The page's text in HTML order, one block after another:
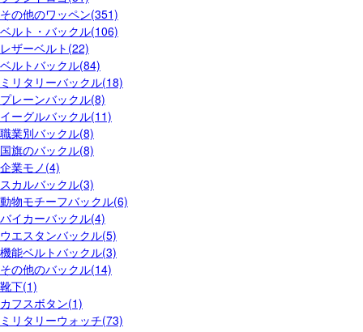
その他のワッペン(351)
ベルト・バックル(106)
レザーベルト(22)
ベルトバックル(84)
ミリタリーバックル(18)
プレーンバックル(8)
イーグルバックル(11)
職業別バックル(8)
国旗のバックル(8)
企業モノ(4)
スカルバックル(3)
動物モチーフバックル(6)
バイカーバックル(4)
ウエスタンバックル(5)
機能ベルトバックル(3)
その他のバックル(14)
靴下(1)
カフスボタン(1)
ミリタリーウォッチ(73)